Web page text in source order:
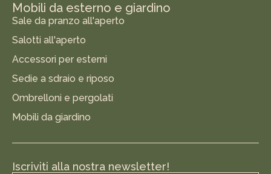
Mobili da esterno e giardino
Sale da pranzo all'aperto
Salotti all'aperto
Accessori per esterni
Sedie a sdraio e riposo
Ombrelloni e pergolati
Mobili da giardino
Iscriviti alla nostra newsletter!